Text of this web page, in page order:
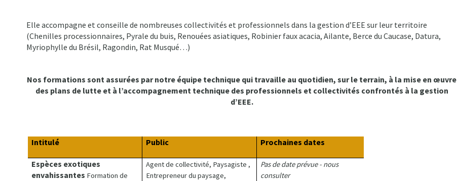
Elle accompagne et conseille de nombreuses collectivités et professionnels dans la gestion d’EEE sur leur territoire
(Chenilles processionnaires, Pyrale du buis, Renouées asiatiques, Robinier faux acacia, Ailante, Berce du Caucase, Datura,
Myriophylle du Brésil, Ragondin, Rat Musqué…)
Nos formations sont assurées par notre équipe technique qui travaille au quotidien, sur le terrain, à la mise en œuvre
des plans de lutte et à l’accompagnement technique des professionnels et collectivités confrontés à la gestion
d’EEE.
Intitulé Public Prochaines dates
Espèces exotiques
envahissantes Formation de
Agent de collectivité, Paysagiste ,
Entrepreneur du paysage,
Pas de date prévue - nous
consulter